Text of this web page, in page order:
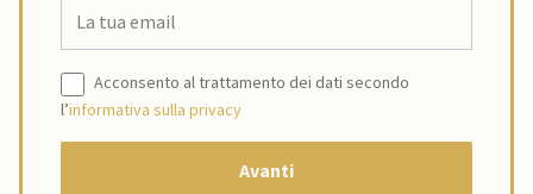
Acconsento al trattamento dei dati secondo
l’informativa sulla privacy